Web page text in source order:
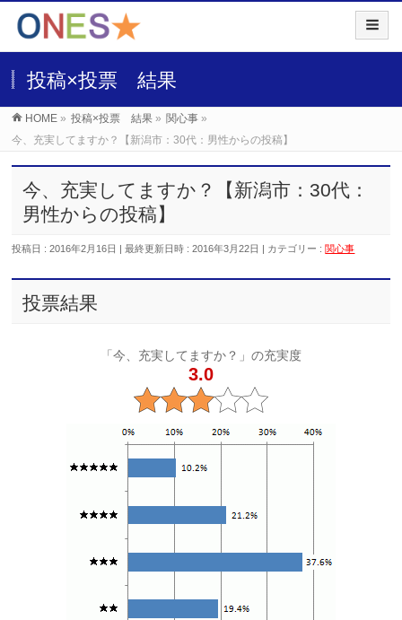
投稿×投票 結果
HOME » 投稿×投票 結果 » 関心事 »
今、充実してますか？【新潟市：30代：男性からの投稿】
今、充実してますか？【新潟市：30代：
男性からの投稿】
投稿日 : 2016年2月16日 最終更新日時 : 2016年3月22日 カテゴリー :関心事
投票結果
「今、充実してますか？」の充実度
3.0